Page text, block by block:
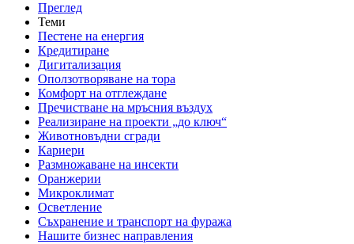
Преглед
Теми
Пестене на енергия
Кредитиране
Дигитализация
Оползотворяване на тора
Комфорт на отглеждане
Пречистване на мръсния въздух
Реализиране на проекти „до ключ“
Животновъдни сгради
Кариери
Размножаване на инсекти
Оранжерии
Микроклимат
Осветление
Съхранение и транспорт на фуража
Нашите бизнес направления